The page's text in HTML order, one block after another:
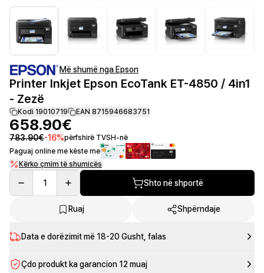
Më shumë nga Epson
Printer Inkjet Epson EcoTank ET-4850 / 4in1
- Zezë
Kodi 19010719 EAN 8715946683751
658.90€
783.90€-16%përfshirë TVSH-në
Paguaj online me këste me
Kërko çmim të shumicës
1 Shto në shportë
Ruaj Shpërndaje
Data e dorëzimit më 18-20 Gusht , falas
Çdo produkt ka garancion 12 muaj